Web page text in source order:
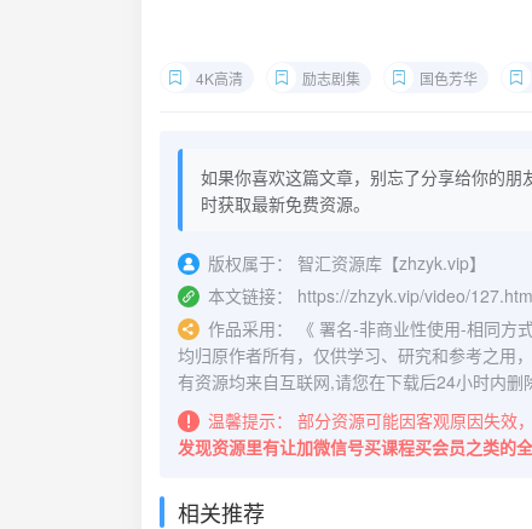
4K高清 励志剧集 国色芳华
如果你喜欢这篇文章，别忘了分享给你的
时获取最新免费资源。
版权属于：
智汇资源库【zhzyk.vip】
本文链接：
https://zhzyk.vip/video/
作品采用：
《 署名-非商业性使用-相同方
均归原作者所有，仅供学习、研究和参考之用
有资源均来自互联网,请您在下载后24小时内删
温馨提示：
部分资源可能因客观原因失效
发现资源里有让加微信号买课程买会员之类的
相关推荐